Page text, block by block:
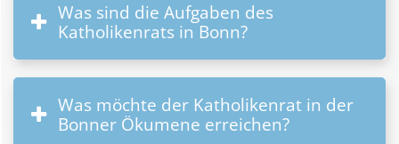
Was sind die Aufgaben des
Katholikenrats in Bonn?
Was möchte der Katholikenrat in der
Bonner Ökumene erreichen?